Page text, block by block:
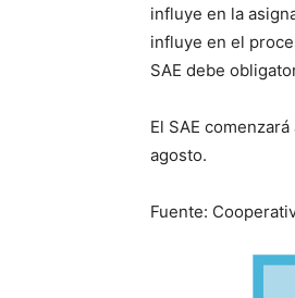
influye en la
influye en el
SAE debe
El SAE
agosto.
Fuente: